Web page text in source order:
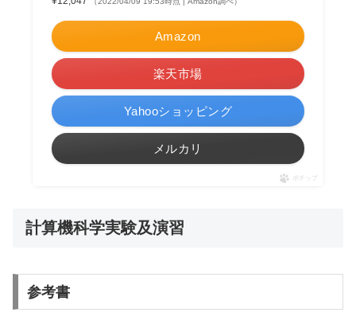
Amazon
楽天市場
Yahooショッピング
メルカリ
ポチップ
計算機科学実験及演習
参考書